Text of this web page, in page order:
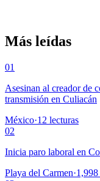
Más leídas
01
Asesinan al creador de
transmisión en Culiacán
México·12 lecturas
02
Inicia paro laboral en
Playa del Carmen·1,998